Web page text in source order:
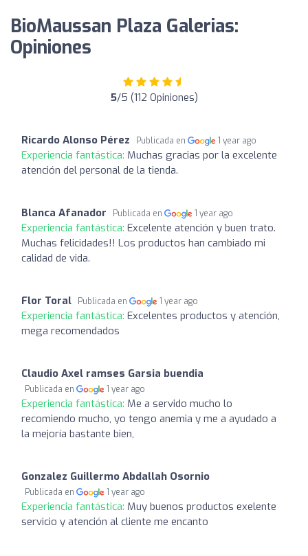
BioMaussan Plaza Galerias:
Opiniones
5/5 (112 Opiniones)
Ricardo Alonso Pérez Publicada en 1 year ago
Experiencia fantástica: Muchas gracias por la excelente
atención del personal de la tienda.
Blanca Afanador Publicada en 1 year ago
Experiencia fantástica: Excelente atención y buen trato.
Muchas felicidades!! Los productos han cambiado mi
calidad de vida.
Flor Toral Publicada en 1 year ago
Experiencia fantástica: Excelentes productos y atención,
mega recomendados
Claudio Axel ramses Garsia buendia
Publicada en 1 year ago
Experiencia fantástica: Me a servido mucho lo
recomiendo mucho, yo tengo anemia y me a ayudado a
la mejoría bastante bien,
Gonzalez Guillermo Abdallah Osornio
Publicada en 1 year ago
Experiencia fantástica: Muy buenos productos exelente
servicio y atención al cliente me encanto